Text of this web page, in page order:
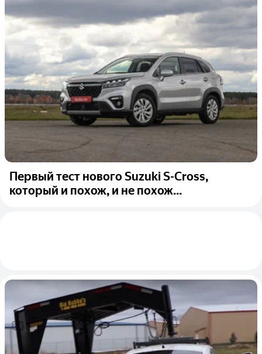
Первый тест нового Suzuki S-Cross,
который и похож, и не похож...